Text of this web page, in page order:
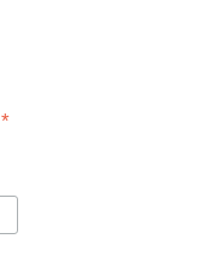
*
indicates required